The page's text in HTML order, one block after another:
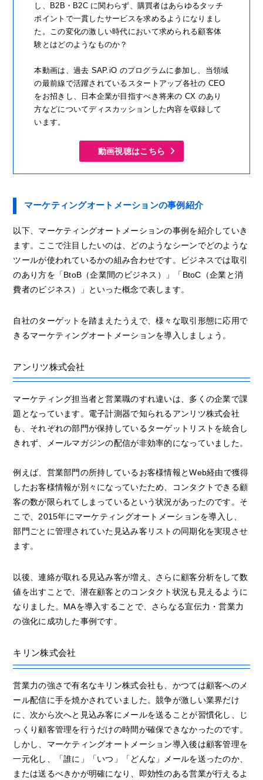
し、B2B・B2C に関わらず、購買者はあらゆるタッチ
ポイントで一貫したサービスを求めるようになりまし
た。この変化の激しい時代において求められる顧客体
験とはどのようなものか？
本動画は、過去 SAP.iO のプログラムに参加し、当領域
の最前線で活躍されているスタートアップ各社の CEO
をお招きし、日本企業が目指すべき将来の CX のあり
方などについてディスカッションした内容を収録して
います。
動画視聴はこちら
マーケティングオートメーションの事例紹介
以下、マーケティングオートメーションの事例を紹介していき
ます。ここで注目したいのは、どのようなシーンでどのような
ツールが使われているかの組み合わせです。ビジネスでは取引
のあり方を「BtoB（企業間のビジネス）」「BtoC（企業と消
費者のビジネス）」といった概念で表します。
自社のターゲットを踏まえたうえで、様々な取引形態に応用で
きるマーケティングオートメーションを導入しましょう。
アンリツ株式会社
マーケティング担当者と営業職のすれ違いは、多くの企業で課
題となっています。電子計測器で知られるアンリツ株式会社
も、それぞれの部門が保持しているターゲットリストを統合し
きれず、メールマガジンの配信が非効率的になっていました。
例えば、営業部門の所持しているお客様情報とWeb経由で獲得
したお客様情報が別々になっていたため、コンタクトできる顧
客の数が限られてしまっているという状況があったのです。そ
こで、2015年にマーケティングオートメーションを導入し、
部門ごとに管理されていた見込み客リストの同期化を実現させ
ます。
以後、連絡が取れる見込み客が増え、さらに顧客分析をして数
値を出すことで、潜在顧客とのコンタクト状況も見えるように
なりました。MAを導入することで、さらなる宣伝力・営業力
の強化に成功した事例です。
キリン株式会社
営業力の強さで有名なキリン株式会社も、かつては顧客へのメ
ール配信に手を焼かされていました。競争が激しい業界だけ
に、次から次へと見込み客にメールを送ることが習慣化し、じ
っくり顧客管理を行うだけの時間が確保できなかったのです。
しかし、マーケティングオートメーション導入後は顧客管理を
一元化し、「誰に」「いつ」「どんな」メールを送ったのか、
または送るべきかが明確になり、即効性のある営業が行えるよ